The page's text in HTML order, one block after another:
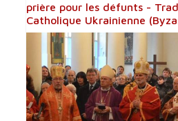
prière pour les défunts -
Catholique Ukrainienne